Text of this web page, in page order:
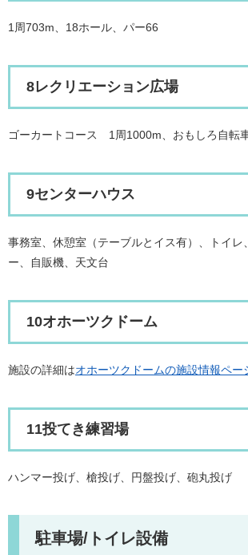
1周703m、18ホール、パー66
8レクリエーション広場
ゴーカートコース 1周1000m、おもしろ自転
9センターハウス
事務室、休憩室（テーブルとイス有）、トイレ
ー、自販機、天文台
10オホーツクドーム
施設の詳細はオホーツクドームの施設情報ペー
11投てき練習場
ハンマー投げ、槍投げ、円盤投げ、砲丸投げ
駐車場/トイレ設備